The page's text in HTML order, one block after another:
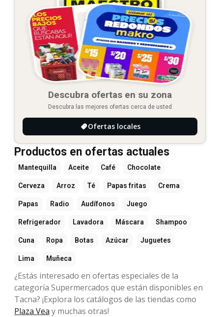
Descubra ofertas en su zona
Descubra las mejores ofertas cerca de usted
Ofertas locales
Productos en ofertas actuales
Mantequilla Aceite Café Chocolate
Cerveza Arroz Té Papas fritas Crema
Papas Radio Audífonos Juego
Refrigerador Lavadora Máscara Shampoo
Cuna Ropa Botas Azúcar Juguetes
Lima Muñeca
¿Estás interesado en ofertas especiales de la
categoría Supermercados que están disponibles en
Tacna? ¡Explora los catálogos de las tiendas como
Plaza Vea y muchas otras!